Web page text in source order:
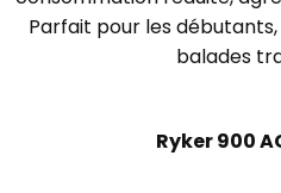
Parfait pour les
balades
Ryker 900